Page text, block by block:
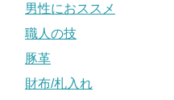
男性におススメ
職人の技
豚革
財布/札入れ